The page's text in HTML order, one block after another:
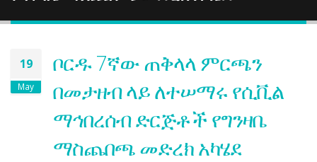
19
May
ቦርዱ 7ኛው ጠቅላላ ምርጫን
በመታዘብ ላይ ለተሠማሩ የሲቪል
ማኅበረሰብ ድርጅቶች የግንዛቤ
ማስጨበጫ መድረክ አካሄደ